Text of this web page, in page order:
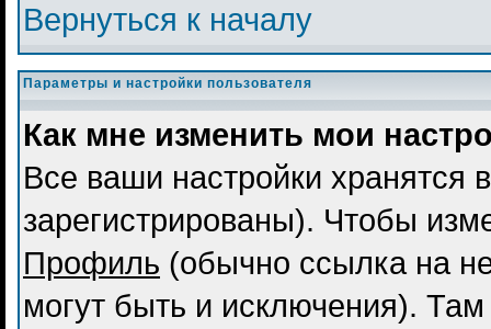
Вернуться к началу
Параметры и настройки пользователя
Как мне изменить мои
Все ваши настройки хранятся
зарегистрированы). Чтобы
Профиль (обычно ссылка на
могут быть и исключения).